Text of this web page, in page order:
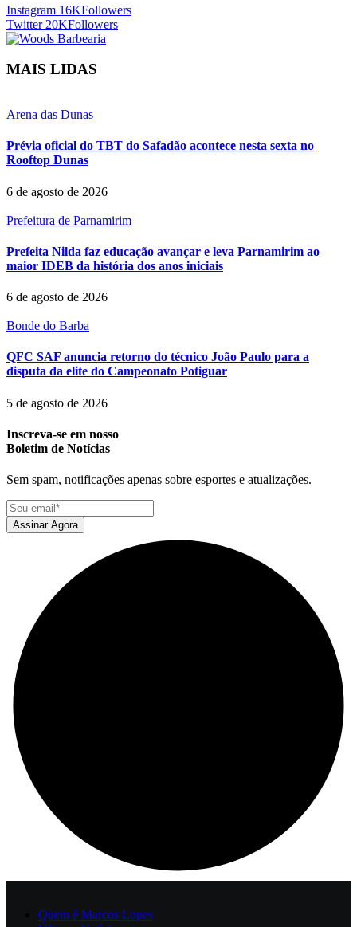
Instagram 16KFollowers
Twitter 20KFollowers
MAIS LIDAS
Arena das Dunas
Prévia oficial do TBT do Safadão acontece nesta sexta no
Rooftop Dunas
6 de agosto de 2026
Prefeitura de Parnamirim
Prefeita Nilda faz educação avançar e leva Parnamirim ao
maior IDEB da história dos anos iniciais
6 de agosto de 2026
Bonde do Barba
QFC SAF anuncia retorno do técnico João Paulo para a
disputa da elite do Campeonato Potiguar
5 de agosto de 2026
Inscreva-se em nosso
Boletim de Notícias
Sem spam, notificações apenas sobre esportes e atualizações.
Assinar Agora
Quem é Marcos Lopes